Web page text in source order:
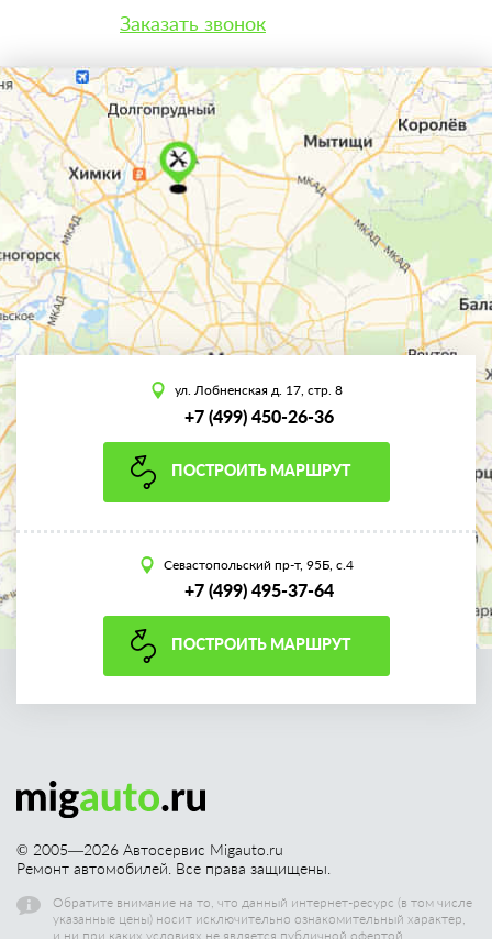
Заказать звонок
ул. Лобненская д. 17, стр. 8
+7 (499) 450-26-36
ПОСТРОИТЬ МАРШРУТ
Севастопольский пр-т, 95Б, с.4
+7 (499) 495-37-64
ПОСТРОИТЬ МАРШРУТ
© 2005—2026 Автосервис Migauto.ru
Ремонт автомобилей. Все права защищены.
Обратите внимание на то, что данный интернет-ресурс (в том числе
указанные цены) носит исключительно ознакомительный характер,
и ни при каких условиях не является публичной офертой.